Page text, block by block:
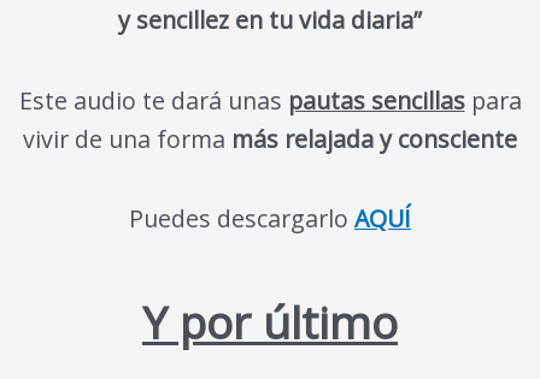
y sencillez en tu vida diaria”
Este audio te dará unas pautas sencillaspara
vivir de una forma más relajada y consciente
Puedes descargarlo AQUÍ
Y por último